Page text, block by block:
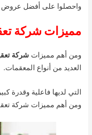
واحصلوا على أفضل عروض
مميزات شركة
ومن أهم مميزات شركة
العديد من أنواع المعقمات.
التي لديها فاعلية وقدرة
ومن أهم مميزات شركة